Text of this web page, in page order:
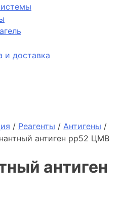
и доставка
/ Реагенты / Антигены /
антиген рр52 ЦМВ
антиген